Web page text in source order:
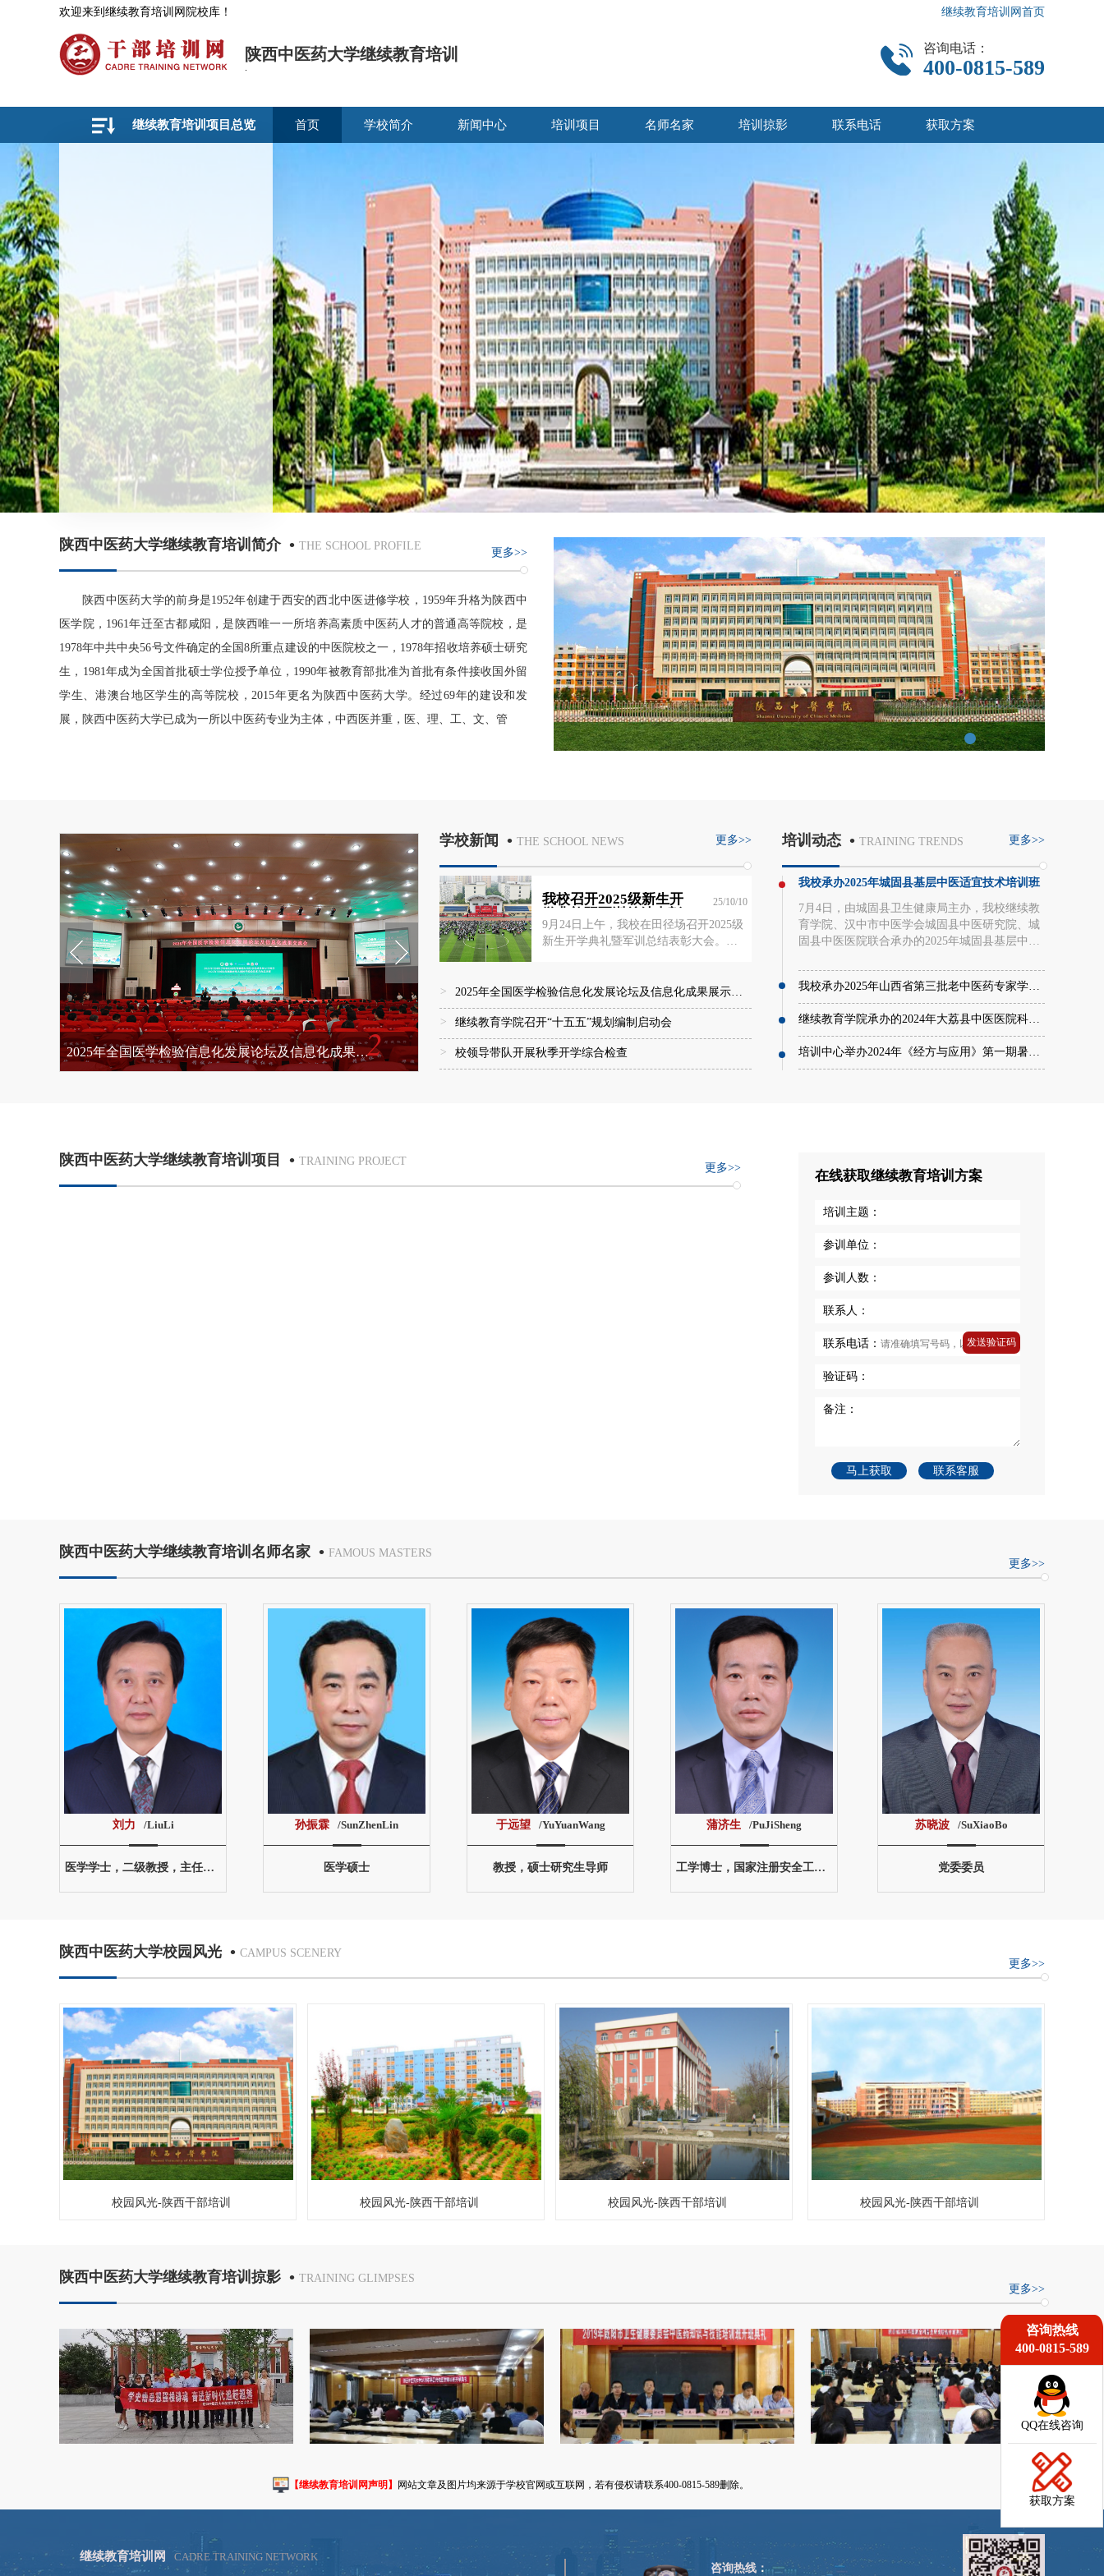
欢迎来到继续教育培训网院校库！ 继续教育培训网首页
陕西中医药大学继续教育培训 咨询电话：
400-0815-589
首页 学校简介 新闻中心 培训项目 名师名家 培训掠影 联系电话 获取方案
继续教育培训项目总览
陕西中医药大学继续教育培训简介 • THE SCHOOL PROFILE
更多>>
陕西中医药大学的前身是1952年创建于西安的西北中医进修学校，1959年升格为陕西中
医学院，1961年迁至古都咸阳，是陕西唯一一所培养高素质中医药人才的普通高等院校，是
1978年中共中央56号文件确定的全国8所重点建设的中医院校之一，1978年招收培养硕士研究
生，1981年成为全国首批硕士学位授予单位，1990年被教育部批准为首批有条件接收国外留
学生、港澳台地区学生的高等院校，2015年更名为陕西中医药大学。经过69年的建设和发
展，陕西中医药大学已成为一所以中医药专业为主体，中西医并重，医、理、工、文、管
2025年全国医学检验信息化发展论坛及信息化成果展示交流会在我校召开2
4
学校新闻 • THE SCHOOL NEWS 更多>>
我校召开2025级新生开
大会
25/10/10
9月24日上午，我校在田径场召开2025级
新生开学典礼暨军训总结表彰大会。校
景锋，副校长缪峰及中国人民解放军
93897部队领导出席会议。大会由苏晓波
主持。活动现场开学典礼在庄严的国歌
声中拉开帷幕。蒲济生代表学校向承训
部队赠送锦旗，对全体教官的辛苦付出
表达了谢意。党委书记蒲济生代表学校
> 2025年全国医学检验信息化发展论坛及信息化成果展示交流会在我校召开
> 继续教育学院召开“十五五”规划编制启动会
> 校领导带队开展秋季开学综合检查
培训动态 • TRAINING TRENDS 更多>>
我校承办2025年城固县基层中医适宜技术培训班
7月4日，由城固县卫生健康局主办，我校继续教
育学院、汉中市中医学会城固县中医研究院、城
固县中医医院联合承办的2025年城固县基层中医
校继续教育学院党总支书记张小嵩、副院长孙建
飞，培训中心主任杨忠瑶，城固县卫生健康局党
组书记、局长熊韬，城固县中医医院院长徐华、
副院长丁涛等出席开班仪式。来自全县各医疗机
构的180余名学员参加了培训会。会议由丁涛主
持。张小嵩在致辞中指出，本次培训班的举办是
我们贯彻落实党中央、国务院关于中医药工作的
我校承办2025年山西省第三批老中医药专家学术经验继承人员中医经典应用培训班
继续教育学院承办的2024年大荔县中医医院科研能力提升培训班顺利开班
培训中心举办2024年《经方与应用》第一期暑期培训班
陕西中医药大学继续教育培训项目 • TRAINING PROJECT
更多>>
在线获取继续教育培训方案
培训主题：
参训单位：
参训人数：
联系人：
联系电话： 发送验证码
验证码：
备注：
马上获取 联系客服
陕西中医药大学继续教育培训名师名家 • FAMOUS MASTERS
更多>>
刘力 /LiuLi
医学学士，二级教授，主任医师，硕士研究生导师
孙振霖 /SunZhenLin
医学硕士
于远望 /YuYuanWang
教授，硕士研究生导师
蒲济生 /PuJiSheng
工学博士，国家注册安全工程师、助理研究员
苏晓波 /SuXiaoBo
党委委员
陕西中医药大学校园风光 • CAMPUS SCENERY
更多>>
校园风光-陕西干部培训 校园风光-陕西干部培训 校园风光-陕西干部培训 校园风光-陕西干部培训
陕西中医药大学继续教育培训掠影 • TRAINING GLIMPSES
更多>>
【继续教育培训网声明】 网站文章及图片均来源于学校官网或互联网，若有侵权请联系400-0815-589删除。
继续教育培训网
CADRE TRAINING NETWORK
咨询热线：
咨询热线
400-0815-589
QQ在线咨询
获取方案